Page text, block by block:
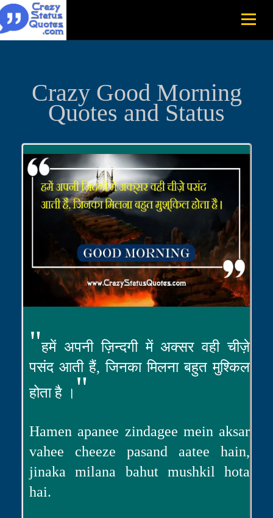
Crazy Good Morning
Quotes and Status
"हमें अपनी ज़िन्दगी में अक्सर वही चीज़े
पसंद आती हैं, जिनका मिलना बहुत मुश्किल
होता है । "
Hamen apanee zindagee mein aksar
vahee cheeze pasand aatee hain,
jinaka milana bahut mushkil hota
hai.